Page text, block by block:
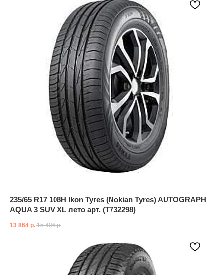
235/65 R17 108H Ikon Tyres (Nokian Tyres) AUTOGRAPH
AQUA 3 SUV XL лето арт. (T732298)
13 864 р. 15 406 р.